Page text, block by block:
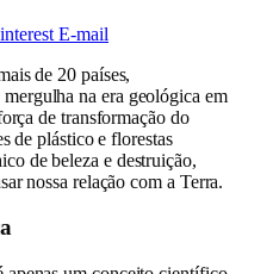
E-mail
de 20 países,
mergulha na era geológica em
de transformação do
de plástico e florestas
de beleza e destruição,
nossa relação com a Terra.